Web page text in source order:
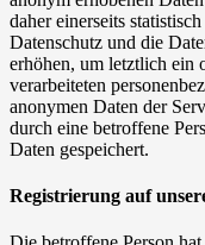
daher einerseits
Datenschutz und die
erhöhen, um letztlich ein
verarbeiteten
anonymen Daten der
durch eine betroffene
Daten gespeichert.
Registrierung auf